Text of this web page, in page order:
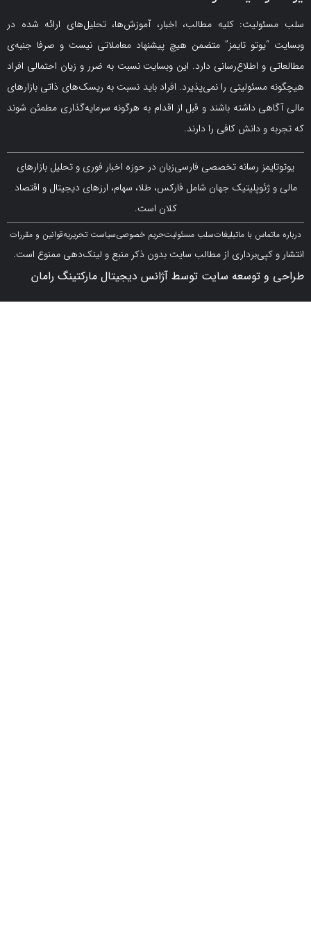
کلیه مطالب، اخبار، آموزش‌ها، تحلیل‌های ارائه شده در
تایمز” متضمن هیچ پیشنهاد معاملاتی نیست و صرفا جنبه‌ی
اطلاع‌رسانی دارد. این وبسایت نسبت به ضرر و زیان احتمالی افراد
را نمی‌پذیرد. افراد باید نسبت به ریسک‌های ذاتی بازارهای
داشته باشند و قبل از اقدام به هرگونه سرمایه‌گذاری مطمئن شوند
دانش کافی را دارند.
رسانه تخصصی فارسی‌زبان در حوزه اخبار فوری و تحلیل بازارهای
جهان شامل فارکس، طلا، سهام، ارزهای دیجیتال و اقتصاد
با ما تبلیغاتسلب مسئولیتحریم خصوصیسیاست تحریریهقوانین و مقررات
از مطالب سایت بدون ذکر منبع و لینک‌دهی ممنوع است.
سایت توسط آژانس دیجیتال مارکتینگ رامان